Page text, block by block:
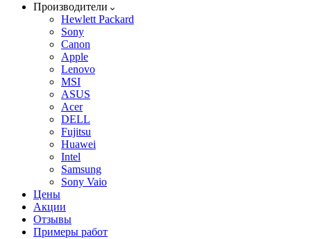
Производители
Hewlett Packard
Sony
Canon
Apple
Lenovo
MSI
ASUS
Acer
DELL
Fujitsu
Huawei
Intel
Samsung
Sony Vaio
Цены
Акции
Отзывы
Примеры работ